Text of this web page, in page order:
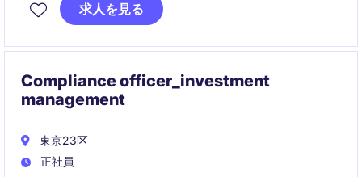
関係部門と協働しながら、リスク低減と自律的なコン
求人を見る
Compliance officer_investment
management
東京23区
正社員